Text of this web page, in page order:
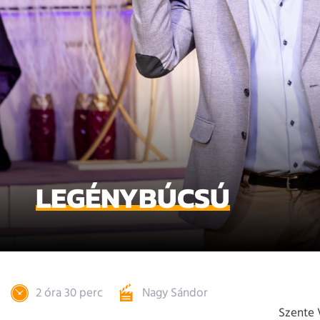
LEGÉNYBÚCSÚ
2 óra 30 perc
Nagy Sándor
Szente